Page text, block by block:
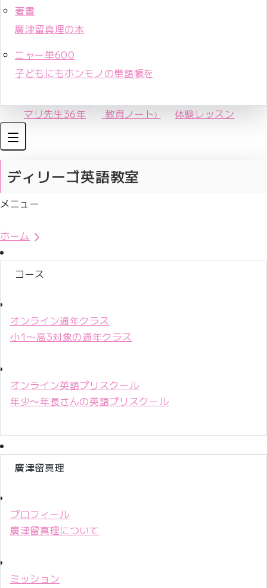
著書
廣津留真理の本
ニャー単600
子どもにもホンモノの単語帳を
マリ先生36年 教育ノート› 体験レッスン
ディリーゴ英語教室
メニュー
ホーム
コース
オンライン通年クラス
小1〜高3対象の通年クラス
オンライン英語プリスクール
年少〜年長さんの英語プリスクール
廣津留真理
プロフィール
廣津留真理について
ミッション